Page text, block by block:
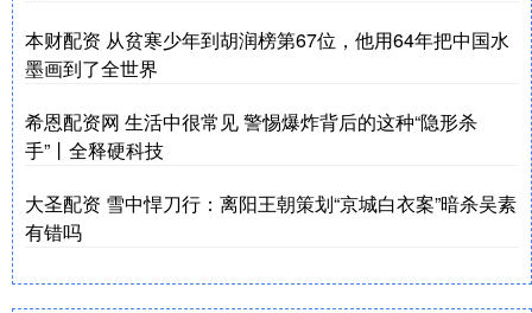
本财配资 从贫寒少年到胡润榜第67位，他用64年把中国水
墨画到了全世界
希恩配资网 生活中很常见 警惕爆炸背后的这种“隐形杀
手”丨全释硬科技
大圣配资 雪中悍刀行：离阳王朝策划“京城白衣案”暗杀吴素
有错吗